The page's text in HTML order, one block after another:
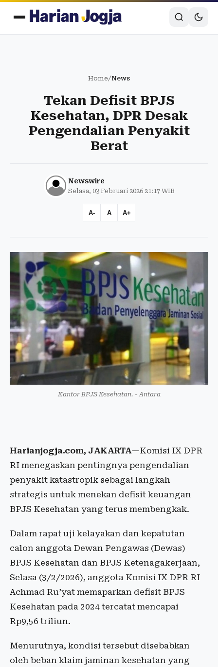
Home/News
Tekan Defisit BPJS
Kesehatan, DPR Desak
Pengendalian Penyakit
Berat
Newswire
Selasa, 03 Februari 2026 21:17 WIB
A- A A+
Kantor BPJS Kesehatan. - Antara
Harianjogja.com, JAKARTA—Komisi IX DPR
RI menegaskan pentingnya pengendalian
penyakit katastropik sebagai langkah
strategis untuk menekan defisit keuangan
BPJS Kesehatan yang terus membengkak.
Dalam rapat uji kelayakan dan kepatutan
calon anggota Dewan Pengawas (Dewas)
BPJS Kesehatan dan BPJS Ketenagakerjaan,
Selasa (3/2/2026), anggota Komisi IX DPR RI
Achmad Ru’yat memaparkan defisit BPJS
Kesehatan pada 2024 tercatat mencapai
Rp9,56 triliun.
Menurutnya, kondisi tersebut disebabkan
oleh beban klaim jaminan kesehatan yang